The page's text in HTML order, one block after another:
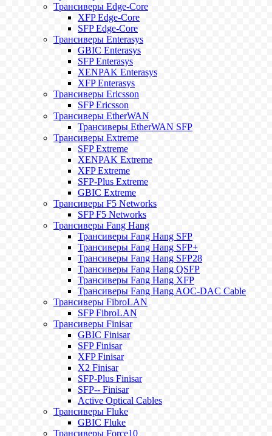
Трансиверы Edge-Core
XFP Edge-Core
SFP Edge-Core
Трансиверы Enterasys
GBIC Enterasys
SFP Enterasys
XENPAK Enterasys
XFP Enterasys
Трансиверы Ericsson
SFP Ericsson
Трансиверы EtherWAN
Трансиверы EtherWAN SFP
Трансиверы Extreme
SFP Extreme
XENPAK Extreme
XFP Extreme
SFP-Plus Extreme
GBIC Extreme
Трансиверы F5 Networks
SFP F5 Networks
Трансиверы Fang Hang
Трансиверы Fang Hang SFP
Трансиверы Fang Hang SFP+
Трансиверы Fang Hang SFP28
Трансиверы Fang Hang QSFP
Трансиверы Fang Hang XFP
Трансиверы Fang Hang AOC-DAC Cable
Трансиверы FibroLAN
SFP FibroLAN
Трансиверы Finisar
GBIC Finisar
SFP Finisar
XFP Finisar
X2 Finisar
SFP-Plus Finisar
SFP-- Finisar
Active Optical Cables
Трансиверы Fluke
GBIC Fluke
Трансиверы Force10